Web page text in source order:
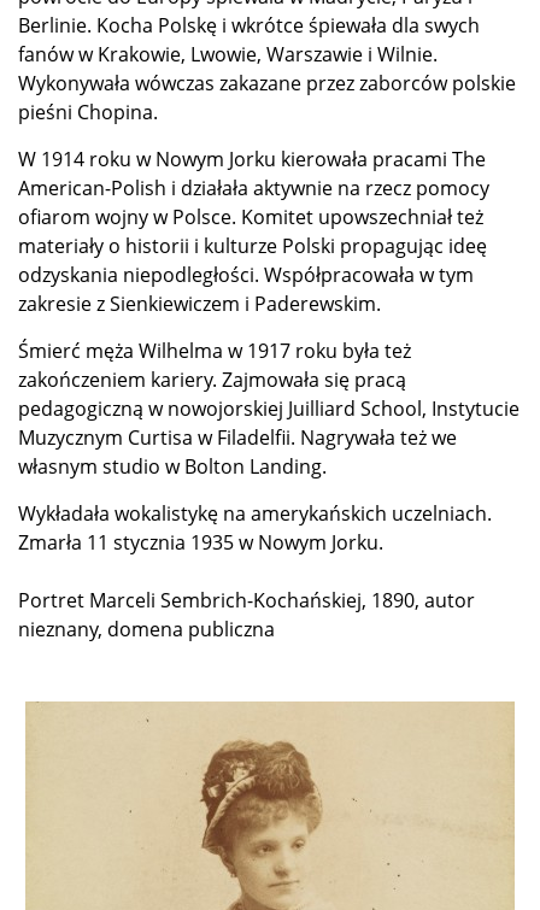
Berlinie. Kocha Polskę i wkrótce śpiewała dla swych
fanów w Krakowie, Lwowie, Warszawie i Wilnie.
Wykonywała wówczas zakazane przez zaborców polskie
pieśni Chopina.
W 1914 roku w Nowym Jorku kierowała pracami The
American-Polish i działała aktywnie na rzecz pomocy
ofiarom wojny w Polsce. Komitet upowszechniał też
materiały o historii i kulturze Polski propagując ideę
odzyskania niepodległości. Współpracowała w tym
zakresie z Sienkiewiczem i Paderewskim.
Śmierć męża Wilhelma w 1917 roku była też
zakończeniem kariery. Zajmowała się pracą
pedagogiczną w nowojorskiej Juilliard School, Instytucie
Muzycznym Curtisa w Filadelfii. Nagrywała też we
własnym studio w Bolton Landing.
Wykładała wokalistykę na amerykańskich uczelniach.
Zmarła 11 stycznia 1935 w Nowym Jorku.
Portret Marceli Sembrich-Kochańskiej, 1890, autor
nieznany, domena publiczna